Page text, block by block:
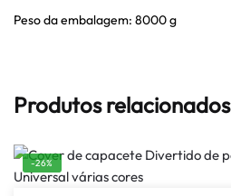
Peso da embalagem: 8000 g
Produtos relacionados
-26%